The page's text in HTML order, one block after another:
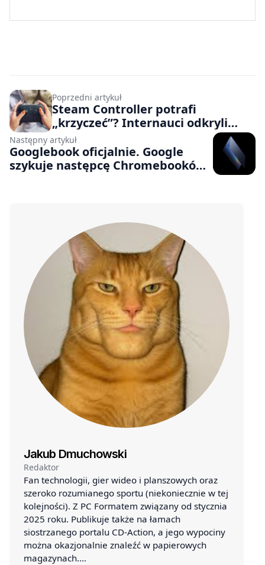
Poprzedni artykuł
Steam Controller potrafi
„krzyczeć”? Internauci odkryli
zabawną funkcję sprzętu Valve
Następny artykuł
Googlebook oficjalnie. Google
szykuje następcę Chromebooków
Jakub Dmuchowski
Redaktor
Fan technologii, gier wideo i planszowych oraz
szeroko rozumianego sportu (niekoniecznie w tej
kolejności). Z PC Formatem związany od stycznia
2025 roku. Publikuje także na łamach
siostrzanego portalu CD-Action, a jego wypociny
można okazjonalnie znaleźć w papierowych
magazynach.…